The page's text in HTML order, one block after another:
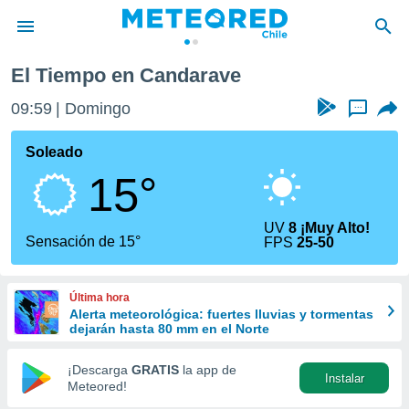
de
por
que se
calidad.
a este
las
y
forma
digital
basada
El Tiempo en Candarave
09:59 Domingo ...
Soleado
15°
Sensación de 15°
UV8 ¡Muy Alto!
FPS25-50
Última hora
Alerta meteorológica: fuertes lluvias y tormentas
dejarán hasta 80 mm en el Norte
¡Descarga GRATIS la app de
Meteored!
Instalar